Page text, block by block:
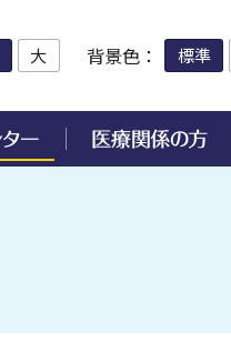
大 背景色 標準
病院からのお願い
入院前の手続き
耳鼻咽喉科・頭頸部外科
心臓血管センター
熊本県補助事業
臨床研究に関すること